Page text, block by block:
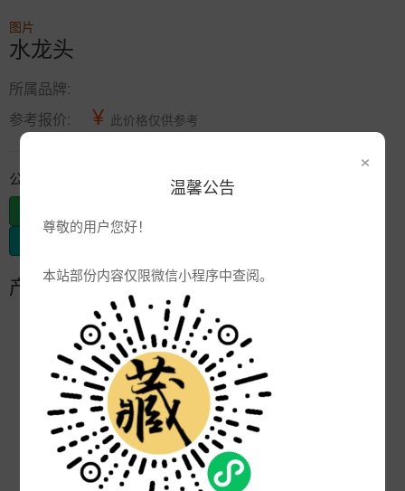
×
温馨公告
尊敬的用户您好！
本站部份内容仅限微信小程序中查阅。
图片
水龙头
所属品牌:
参考报价:
¥ 此价格仅供参考
公司信息
产品参数
品牌:
广东佛山
次数:
5115
厂商:
佛山南海爱然卫浴
2007-09-29 11:14:46